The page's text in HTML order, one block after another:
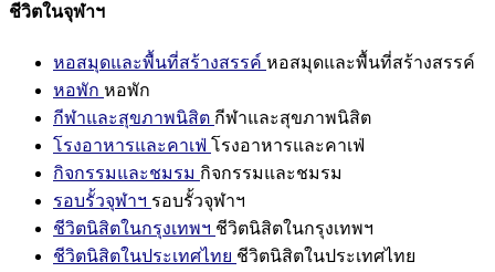
ชีวิตในจุฬาฯ
หอสมุดและพื้นที่สร้างสรรค์ หอสมุดและพื้นที่สร้างสรรค์
หอพัก หอพัก
กีฬาและสุขภาพนิสิต กีฬาและสุขภาพนิสิต
โรงอาหารและคาเฟ่ โรงอาหารและคาเฟ่
กิจกรรมและชมรม กิจกรรมและชมรม
รอบรั้วจุฬาฯ รอบรั้วจุฬาฯ
ชีวิตนิสิตในกรุงเทพฯ ชีวิตนิสิตในกรุงเทพฯ
ชีวิตนิสิตในประเทศไทย ชีวิตนิสิตในประเทศไทย